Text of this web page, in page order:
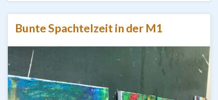
Bunte Spachtelzeit in der M1